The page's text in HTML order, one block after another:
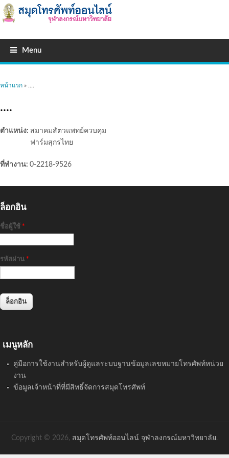
Menu
คุณอยู่ที่นี่
หน้าแรก » ....
....
ตำแหน่ง: สมาคมสัตวแพทย์ควบคุม
ฟาร์มสุกรไทย
ที่ทำงาน: 0-2218-9526
ล็อกอิน
ชื่อผู้ใช้ *
รหัสผ่าน *
เมนูหลัก
คู่มือการใช้งานสำหรับผู้ดูแลระบบฐานข้อมูลเลขหมายโทรศัพท์หน่วย
งาน
ข้อมูลเจ้าหน้าที่ที่มีสิทธิ์จัดการสมุดโทรศัพท์
Copyright © 2026, สมุดโทรศัพท์ออนไลน์ จุฬาลงกรณ์มหาวิทยาลัย.